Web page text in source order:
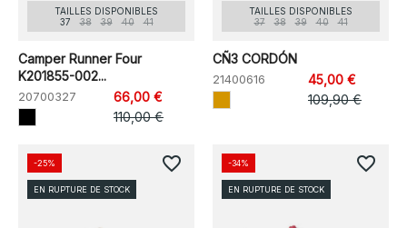
TAILLES DISPONIBLES
37
38 39 40 41
Camper Runner Four
K201855-002...
20700327
66,00 €
110,00 €
TAILLES DISPONIBLES
37
38 39 40 41
CÑ3 CORDÓN
21400616
45,00 €
109,90 €
-25%
EN RUPTURE DE STOCK
favorite_border -34%
EN RUPTURE DE STOCK
favorite_border